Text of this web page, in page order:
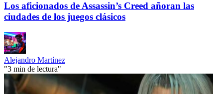
Los aficionados de Assassin’s Creed añoran las
ciudades de los juegos clásicos
Alejandro Martínez
"3 min de lectura"